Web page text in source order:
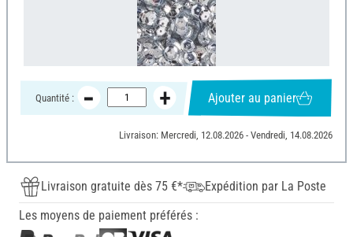
Quantité : Ajouter au panier
Livraison: Mercredi, 12.08.2026 - Vendredi, 14.08.2026
Livraison gratuite dès 75 €*
Expédition par La Poste
Les moyens de paiement préférés :